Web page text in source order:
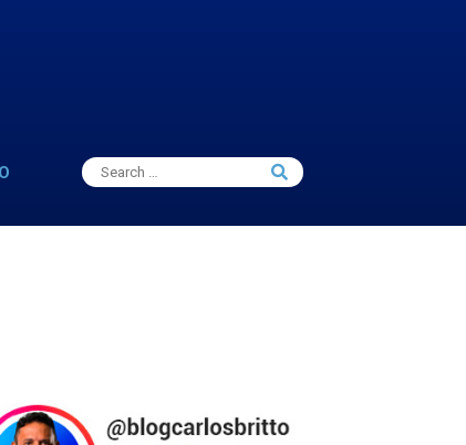
Search
for:
Search